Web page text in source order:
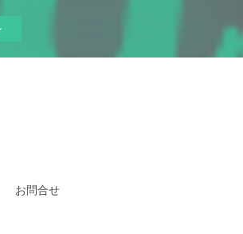
お問合せ